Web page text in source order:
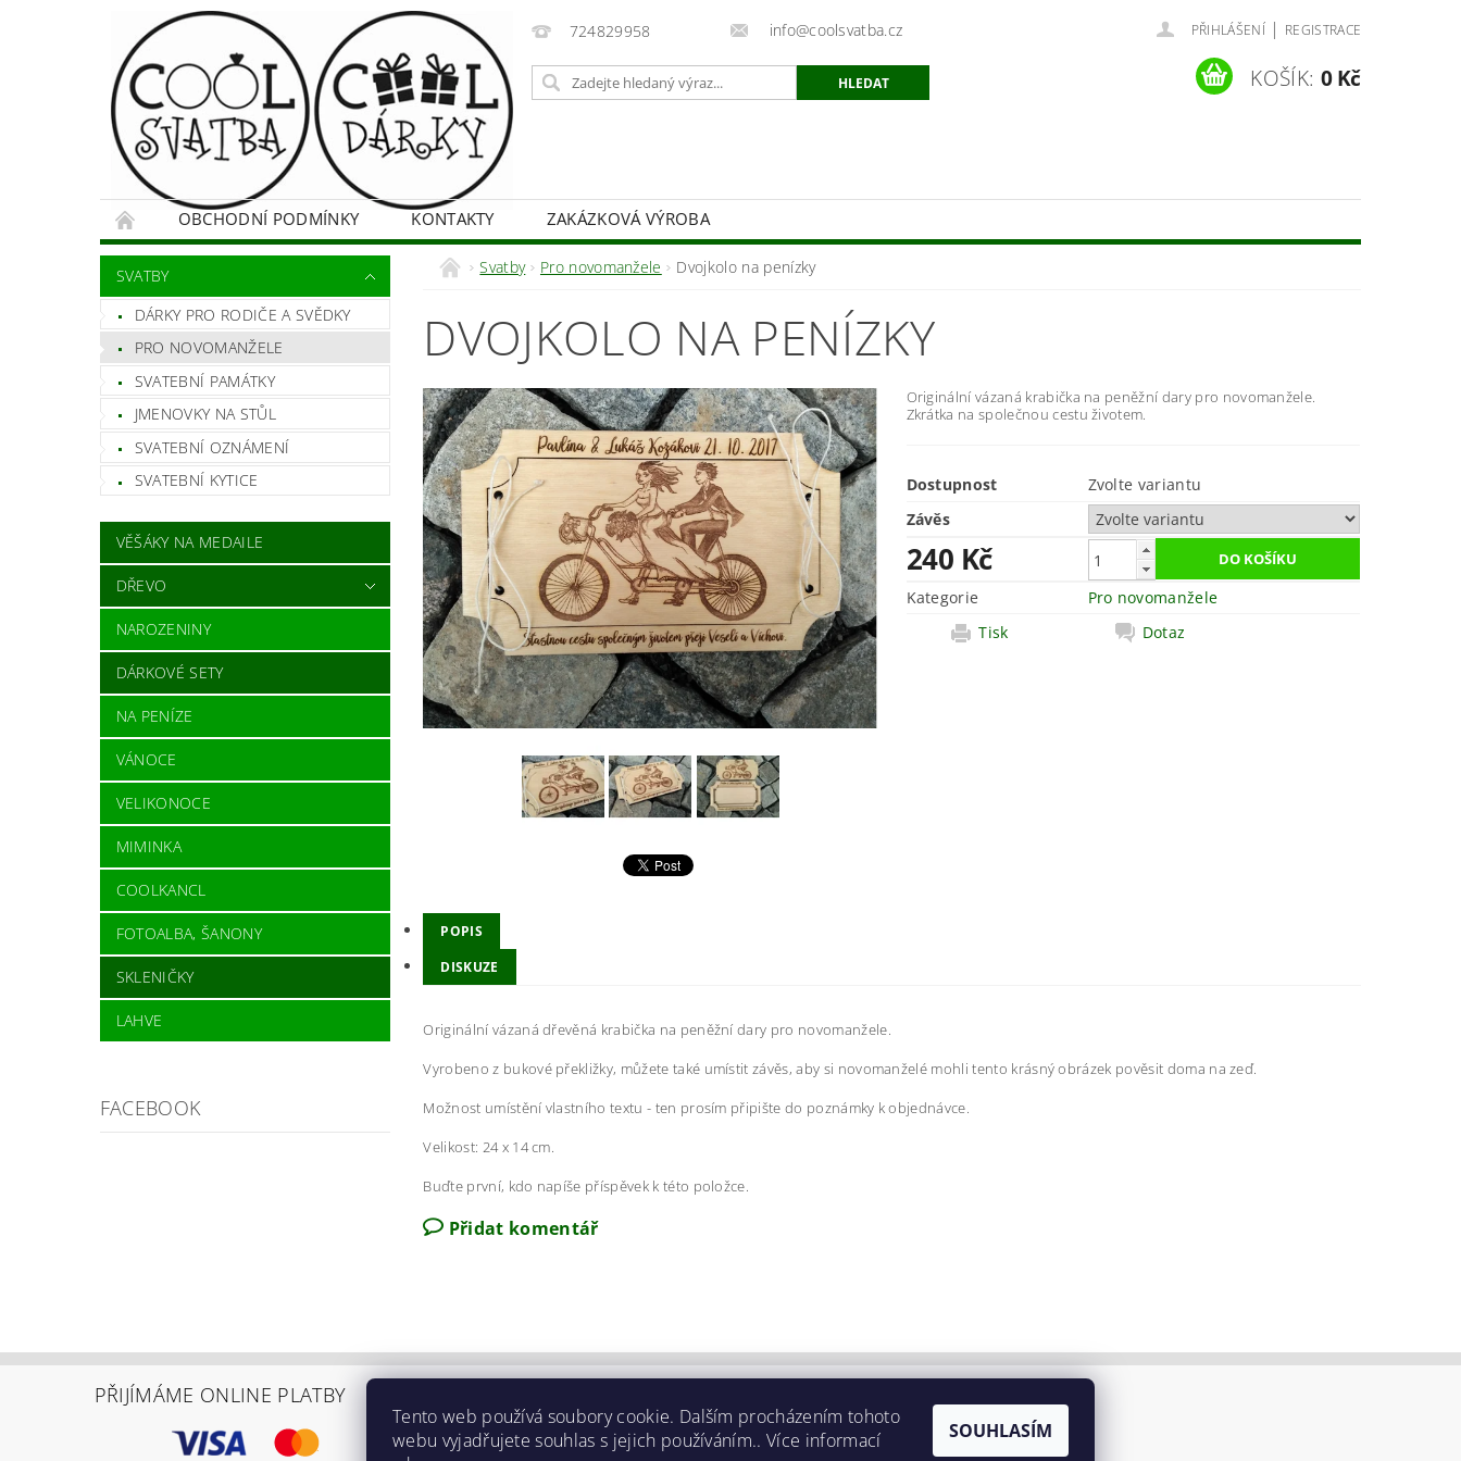
724829958 info@coolsvatba.cz PŘIHLÁŠENÍ | REGISTRACE
KOŠÍK: 0 Kč
OBCHODNÍ PODMÍNKY KONTAKTY ZAKÁZKOVÁ VÝROBA
SVATBY
DÁRKY PRO RODIČE A SVĚDKY
PRO NOVOMANŽELE
SVATEBNÍ PAMÁTKY
JMENOVKY NA STŮL
SVATEBNÍ OZNÁMENÍ
SVATEBNÍ KYTICE
VĚŠÁKY NA MEDAILE
DŘEVO
NAROZENINY
DÁRKOVÉ SETY
NA PENÍZE
VÁNOCE
VELIKONOCE
MIMINKA
COOLKANCL
FOTOALBA, ŠANONY
SKLENIČKY
LAHVE
FACEBOOK
Svatby Pro novomanžele Dvojkolo na penízky
DVOJKOLO NA PENÍZKY
Originální vázaná krabička na peněžní dary pro novomanžele.
Zkrátka na společnou cestu životem.
Dostupnost
Zvolte variantu
Závěs
240 Kč
Kategorie
Pro novomanžele
Tisk
Dotaz
POPIS
DISKUZE
Originální vázaná dřevěná krabička na peněžní dary pro novomanžele.
Vyrobeno z bukové překližky, můžete také umístit závěs, aby si novomanželé mohli tento krásný obrázek pověsit doma na zeď.
Možnost umístění vlastního textu - ten prosím připište do poznámky k objednávce.
Velikost: 24 x 14 cm.
Buďte první, kdo napíše příspěvek k této položce.
Přidat komentář
PŘIJÍMÁME ONLINE PLATBY
Tento web používá soubory cookie. Dalším procházením tohoto
webu vyjadřujete souhlas s jejich používáním.. Více informací
SOUHLASÍM